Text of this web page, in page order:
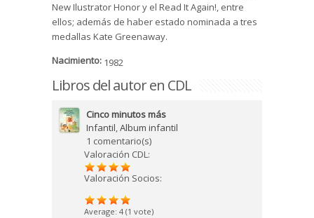
New Ilustrator Honor y el Read It Again!, entre
ellos; además de haber estado nominada a tres
medallas Kate Greenaway.
Nacimiento: 1982
Libros del autor en CDL
Cinco minutos más
Infantil,Album infantil
1 comentario(s)
Valoración CDL:
Valoración Socios:
Average: 4 (1 vote)